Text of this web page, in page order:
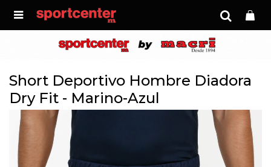

Short Deportivo Hombre Diadora
Dry Fit - Marino-Azul